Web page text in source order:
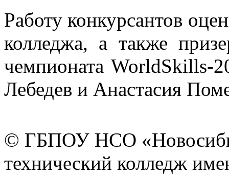
Работу конкурсантов
колледжа, а также
чемпионата WorldSkills-
Лебедев и Анастасия
© ГБПОУ НСО
технический колледж